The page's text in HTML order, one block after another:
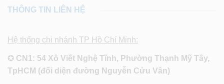
THÔNG TIN LIÊN HỆ
Hệ thống chi nhánh TP Hồ Chí Minh:
✪ CN1: 54 Xô Viết Nghệ Tĩnh, Phường Thạnh Mỹ Tây,
TpHCM (đối diện đường Nguyễn Cửu Vân)